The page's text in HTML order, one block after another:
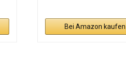
Bei Amazon kaufen